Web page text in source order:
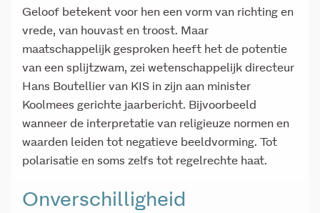
Geloof betekent voor hen een vorm van richting en
vrede, van houvast en troost. Maar
maatschappelijk gesproken heeft het de potentie
van een splijtzwam, zei wetenschappelijk directeur
Hans Boutellier van KIS in zijn aan minister
Koolmees gerichte jaarbericht. Bijvoorbeeld
wanneer de interpretatie van religieuze normen en
waarden leiden tot negatieve beeldvorming. Tot
polarisatie en soms zelfs tot regelrechte haat.
Onverschilligheid